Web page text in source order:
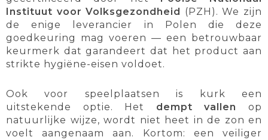
Instituut voor Volksgezondheid
(PZH). We zijn
de enige leverancier in Polen die deze
goedkeuring mag voeren — een betrouwbaar
keurmerk dat garandeert dat het product aan
strikte hygiëne-eisen voldoet.
Ook voor speelplaatsen is kurk een
uitstekende optie. Het dempt vallen
op
natuurlijke wijze, wordt niet heet in de zon en
voelt aangenaam aan. Kortom: een veiliger